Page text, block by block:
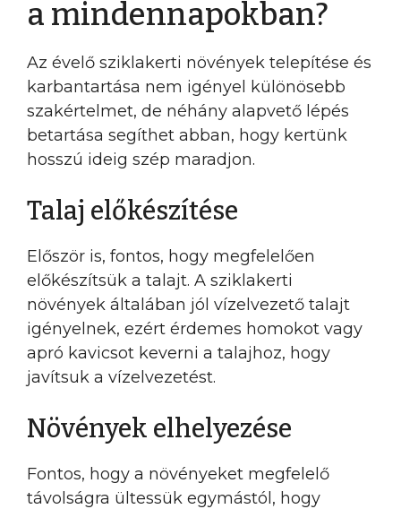
a mindennapokban?
Az évelő sziklakerti növények telepítése és
karbantartása nem igényel különösebb
szakértelmet, de néhány alapvető lépés
betartása segíthet abban, hogy kertünk
hosszú ideig szép maradjon.
Talaj előkészítése
Először is, fontos, hogy megfelelően
előkészítsük a talajt. A sziklakerti
növények általában jól vízelvezető talajt
igényelnek, ezért érdemes homokot vagy
apró kavicsot keverni a talajhoz, hogy
javítsuk a vízelvezetést.
Növények elhelyezése
Fontos, hogy a növényeket megfelelő
távolságra ültessük egymástól, hogy